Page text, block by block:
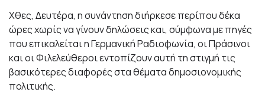
Χθες, Δευτέρα, η συνάντηση διήρκεσε περίπου δέκα
ώρες χωρίς να γίνουν δηλώσεις και, σύμφωνα με πηγές
που επικαλείται η Γερμανική Ραδιοφωνία, οι Πράσινοι
και οι Φιλελεύθεροι εντοπίζουν αυτή τη στιγμή τις
βασικότερες διαφορές στα θέματα δημοσιονομικής
πολιτικής.